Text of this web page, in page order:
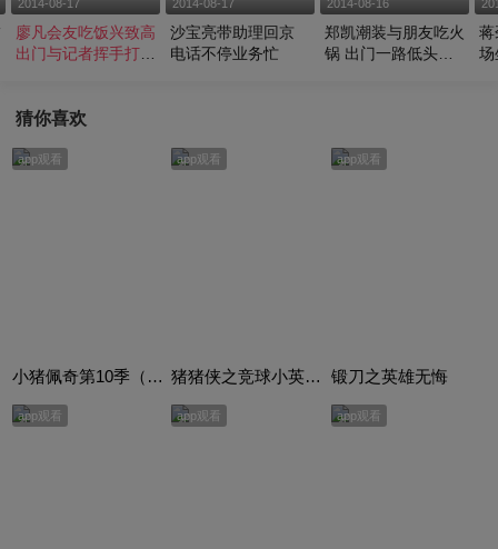
2014-08-17
廖凡会友吃饭兴致高
出门与记者挥手打招
2014-08-17
沙宝亮带助理回京
电话不停业务忙
2014-08-16
郑凯潮装与朋友吃火
锅 出门一路低头玩
蒋
场
猜你喜欢
app观看
小猪佩奇第10季（Peppa Pig Season 10）（中文版） 有声音频
app观看
猪猪侠之竞球小英雄合集
app观看
锻刀之英雄无悔
app观看 app观看 app观看